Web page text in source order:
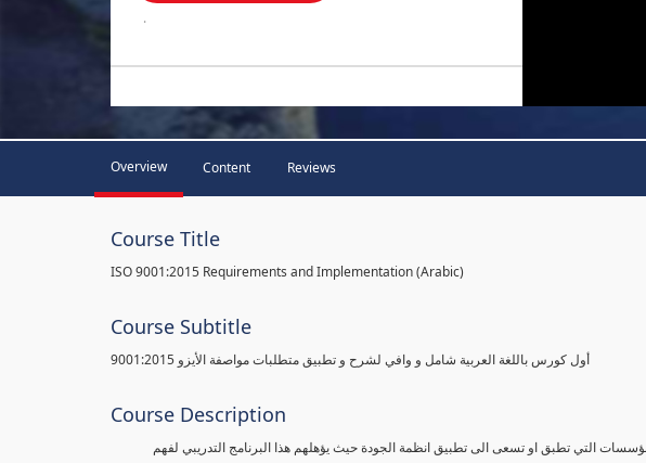
.
Overview Content Reviews
Course Title
ISO 9001:2015 Requirements and Implementation (Arabic)
Course Subtitle
أول كورس باللغة العربية شامل و وافي لشرح و تطبيق متطلبات مواصفة الأيزو 9001:2015
Course Description
التي تطبق او تسعى الى تطبيق انظمة الجودة حيث يؤهلهم هذا البرنامج التدريبي لفهم